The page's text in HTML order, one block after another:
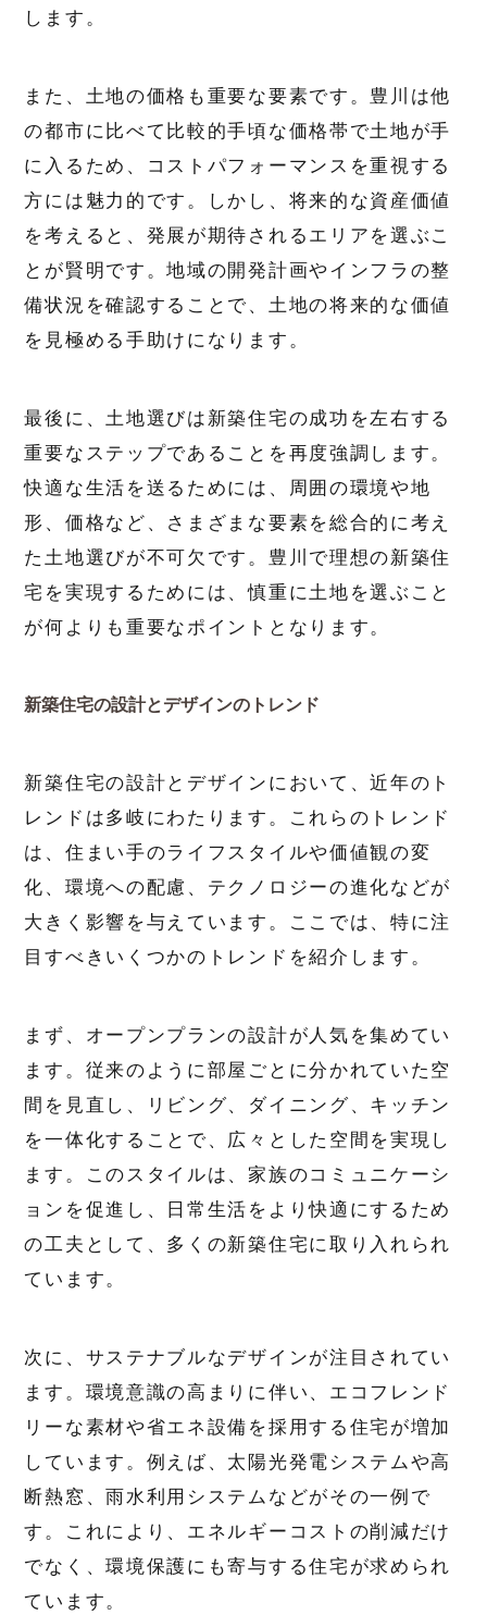
します。
また、土地の価格も重要な要素です。豊川は他
の都市に比べて比較的手頃な価格帯で土地が手
に入るため、コストパフォーマンスを重視する
方には魅力的です。しかし、将来的な資産価値
を考えると、発展が期待されるエリアを選ぶこ
とが賢明です。地域の開発計画やインフラの整
備状況を確認することで、土地の将来的な価値
を見極める手助けになります。
最後に、土地選びは新築住宅の成功を左右する
重要なステップであることを再度強調します。
快適な生活を送るためには、周囲の環境や地
形、価格など、さまざまな要素を総合的に考え
た土地選びが不可欠です。豊川で理想の新築住
宅を実現するためには、慎重に土地を選ぶこと
が何よりも重要なポイントとなります。
新築住宅の設計とデザインのトレンド
新築住宅の設計とデザインにおいて、近年のト
レンドは多岐にわたります。これらのトレンド
は、住まい手のライフスタイルや価値観の変
化、環境への配慮、テクノロジーの進化などが
大きく影響を与えています。ここでは、特に注
目すべきいくつかのトレンドを紹介します。
まず、オープンプランの設計が人気を集めてい
ます。従来のように部屋ごとに分かれていた空
間を見直し、リビング、ダイニング、キッチン
を一体化することで、広々とした空間を実現し
ます。このスタイルは、家族のコミュニケーシ
ョンを促進し、日常生活をより快適にするため
の工夫として、多くの新築住宅に取り入れられ
ています。
次に、サステナブルなデザインが注目されてい
ます。環境意識の高まりに伴い、エコフレンド
リーな素材や省エネ設備を採用する住宅が増加
しています。例えば、太陽光発電システムや高
断熱窓、雨水利用システムなどがその一例で
す。これにより、エネルギーコストの削減だけ
でなく、環境保護にも寄与する住宅が求められ
ています。